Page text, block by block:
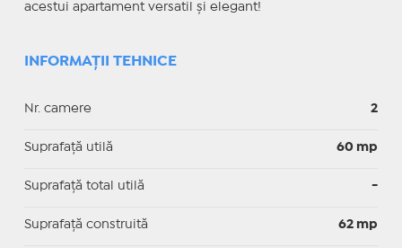
acestui apartament versatil și elegant!
INFORMAȚII TEHNICE
Nr. camere 2
Suprafaţă utilă 60 mp
Suprafaţă total utilă -
Suprafaţă construită 62 mp